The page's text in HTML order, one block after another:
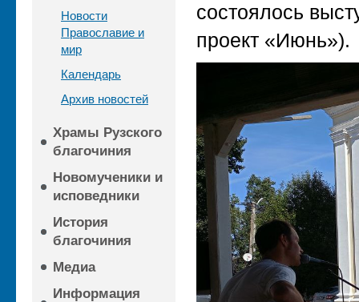
Новости
Православие и
мир
Календарь
Архив новостей
Храмы Рузского
благочиния
Новомученики и
исповедники
История
благочиния
Медиа
Информация
состоялось
проект «Июнь»).